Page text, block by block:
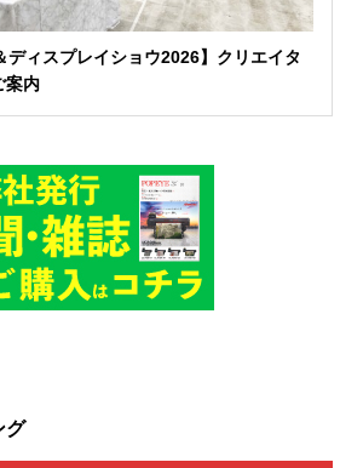
ディスプレイショウ2026】クリエイタ
案内
グ